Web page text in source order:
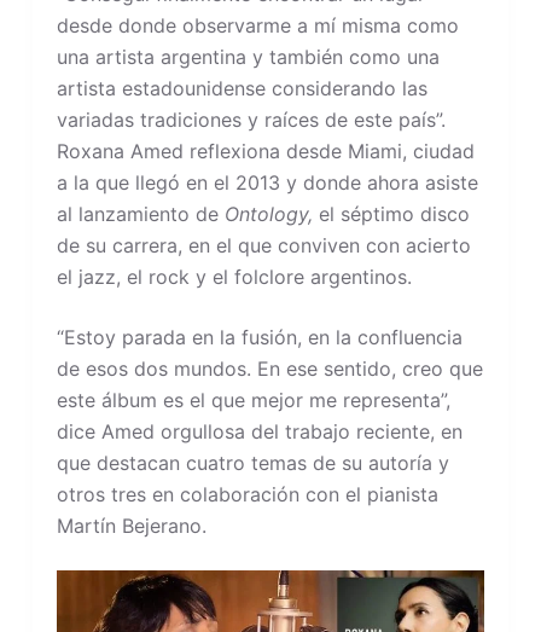
desde donde observarme a mí misma como
una artista argentina y también como una
artista estadounidense considerando las
variadas tradiciones y raíces de este país”.
Roxana Amed reflexiona desde Miami, ciudad
a la que llegó en el 2013 y donde ahora asiste
al lanzamiento de Ontology, el séptimo disco
de su carrera, en el que conviven con acierto
el jazz, el rock y el folclore argentinos.
“Estoy parada en la fusión, en la confluencia
de esos dos mundos. En ese sentido, creo que
este álbum es el que mejor me representa”,
dice Amed orgullosa del trabajo reciente, en
que destacan cuatro temas de su autoría y
otros tres en colaboración con el pianista
Martín Bejerano.